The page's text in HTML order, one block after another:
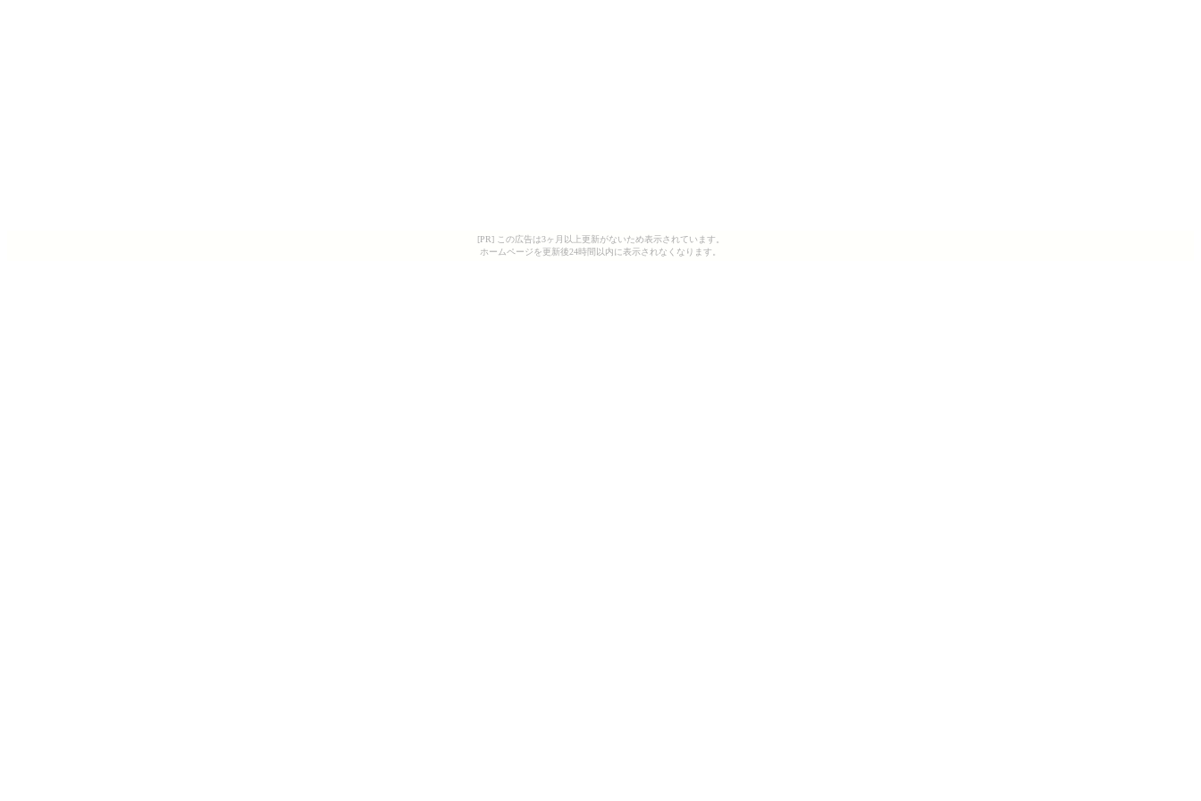
[PR] この広告は3ヶ月以上更新がないため表示されています。
ホームページを更新後24時間以内に表示されなくなります。